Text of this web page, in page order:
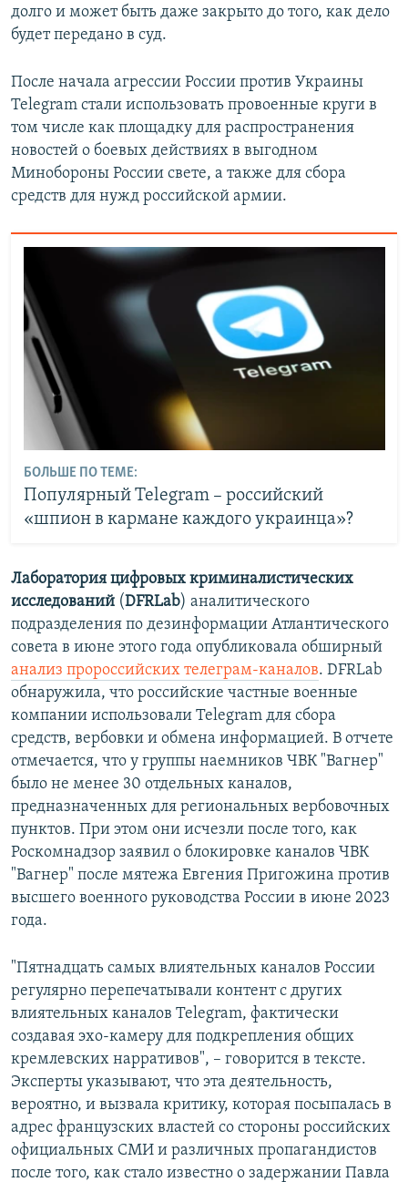
долго и может быть даже закрыто до того, как дело
будет передано в суд.
После начала агрессии России против Украины
Telegram стали использовать провоенные круги в
том числе как площадку для распространения
новостей о боевых действиях в выгодном
Минобороны России свете, а также для сбора
средств для нужд российской армии.
БОЛЬШЕ ПО ТЕМЕ:
Популярный Telegram – российский
«шпион в кармане каждого украинца»?
Лаборатория цифровых криминалистических
исследований (DFRLab) аналитического
подразделения по дезинформации Атлантического
совета в июне этого года опубликовала обширный
анализ пророссийских телеграм-каналов. DFRLab
обнаружила, что российские частные военные
компании использовали Telegram для сбора
средств, вербовки и обмена информацией. В отчете
отмечается, что у группы наемников ЧВК "Вагнер"
было не менее 30 отдельных каналов,
предназначенных для региональных вербовочных
пунктов. При этом они исчезли после того, как
Роскомнадзор заявил о блокировке каналов ЧВК
"Вагнер" после мятежа Евгения Пригожина против
высшего военного руководства России в июне 2023
года.
"Пятнадцать самых влиятельных каналов России
регулярно перепечатывали контент с других
влиятельных каналов Telegram, фактически
создавая эхо-камеру для подкрепления общих
кремлевских нарративов", – говорится в тексте.
Эксперты указывают, что эта деятельность,
вероятно, и вызвала критику, которая посыпалась в
адрес французских властей со стороны российских
официальных СМИ и различных пропагандистов
после того, как стало известно о задержании Павла